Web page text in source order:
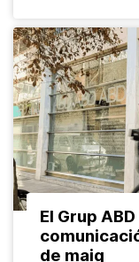
El Grup
de maig